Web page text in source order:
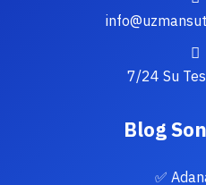
7/24 Su
Blog
✅